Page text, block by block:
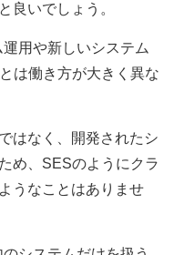
良いでしょう。
用や新しいシステム
は働き方が大きく異な
はなく、開発されたシ
め、SESのようにクラ
うなことはありませ